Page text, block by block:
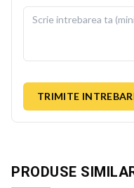
TRIMITE
PRODUSE